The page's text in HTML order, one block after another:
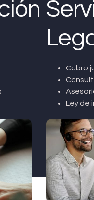
Cobro
Ley de